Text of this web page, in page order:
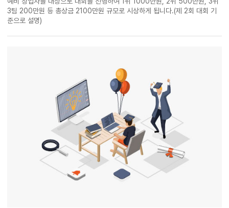
3팀 200만원 등 총상금 2100만원 규모로 시상하게 됩니다.(제 2회 대회 기
준으로 설명)